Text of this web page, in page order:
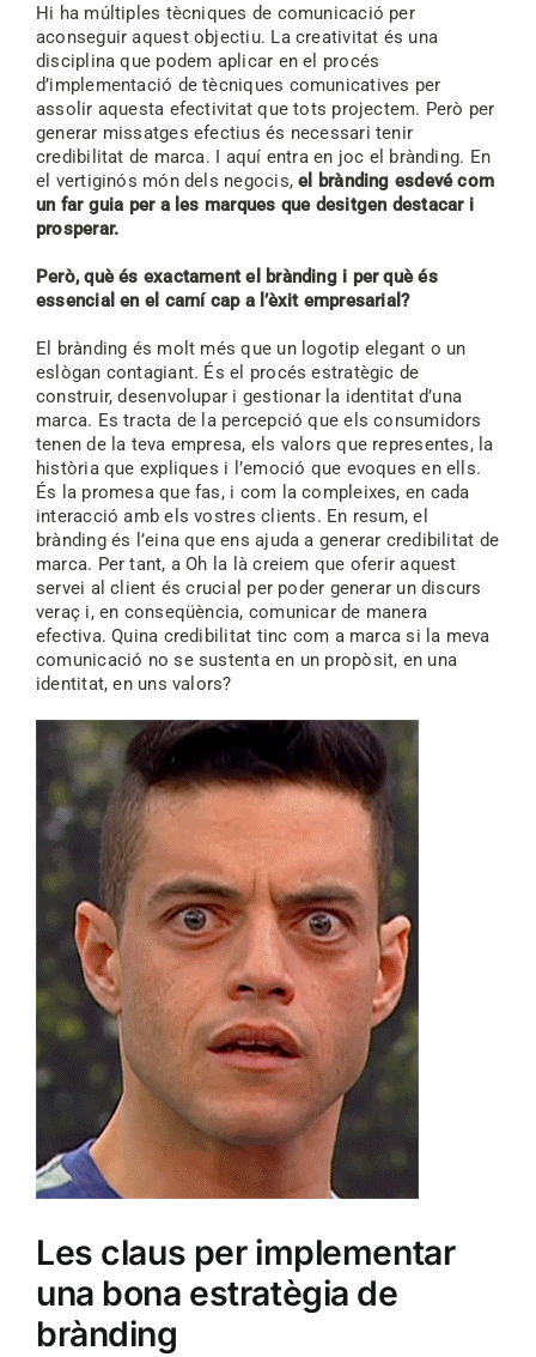
Hi ha múltiples tècniques de comunicació per
aconseguir aquest objectiu. La creativitat és una
disciplina que podem aplicar en el procés
d’implementació de tècniques comunicatives per
assolir aquesta efectivitat que tots projectem. Però per
generar missatges efectius és necessari tenir
credibilitat de marca. I aquí entra en joc el brànding. En
el vertiginós món dels negocis,el brànding esdevé com
un far guia per a les marques que desitgen destacar i
prosperar.
Però, què és exactament el brànding i per què és
essencial en el camí cap a l’èxit empresarial?
El brànding és molt més que un logotip elegant o un
eslògan contagiant. És el procés estratègic de
construir, desenvolupar i gestionar la identitat d’una
marca. Es tracta de la percepció que els consumidors
tenen de la teva empresa, els valors que representes, la
història que expliques i l’emoció que evoques en ells.
És la promesa que fas, i com la compleixes, en cada
interacció amb els vostres clients. En resum, el
brànding és l’eina que ens ajuda a generar credibilitat de
marca. Per tant, a Oh la là creiem que oferir aquest
servei al client és crucial per poder generar un discurs
veraç i, en conseqüència, comunicar de manera
efectiva. Quina credibilitat tinc com a marca si la meva
comunicació no se sustenta en un propòsit, en una
identitat, en uns valors?
Les claus per implementar
una bona estratègia de
brànding